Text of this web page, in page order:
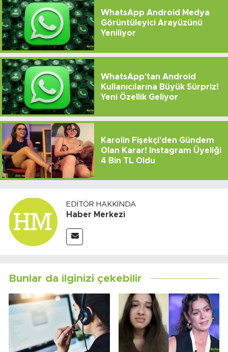
WhatsApp Android Medya
Görüntüleyici Arayüzünü
Yeniliyor
WhatsApp'tan Android
Kullanıcılarına Büyük Sürpriz!
Yeni Özellik Geliyor
Karolin Fişekçi'den Gündem
Olan Karar! Instagram Üyeliği
4 Bin TL Oldu
EDITÖR HAKKINDA
Haber Merkezi
Bunlar da ilginizi çekebilir